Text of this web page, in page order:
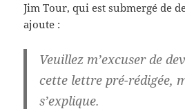
Jim Tour, qui est submergé de
ajoute :
Veuillez m’excuser de
cette lettre pré-rédigée,
s’explique.